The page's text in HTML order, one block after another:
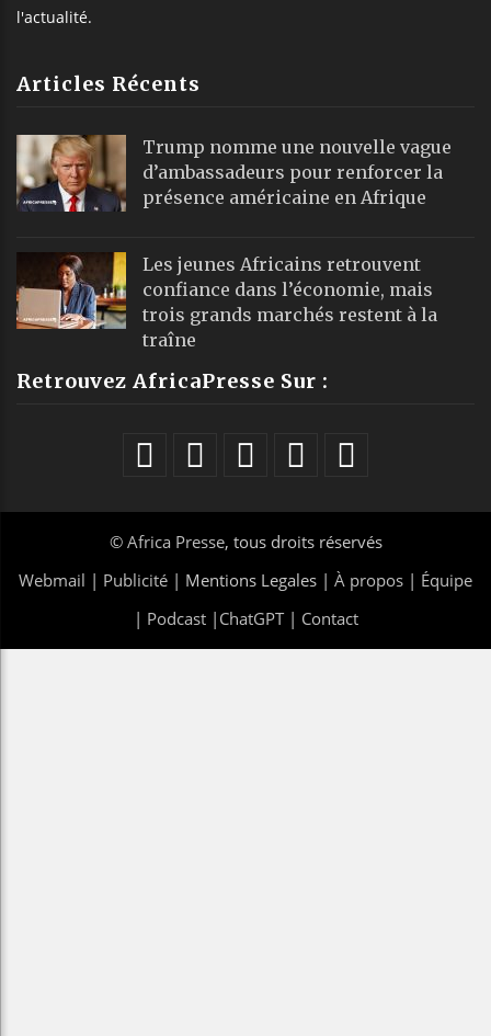
l'actualité.
Articles Récents
Trump nomme une nouvelle vague
d’ambassadeurs pour renforcer la
présence américaine en Afrique
Les jeunes Africains retrouvent
confiance dans l’économie, mais
trois grands marchés restent à la
traîne
Retrouvez AfricaPresse Sur :
© Africa Presse, tous droits réservés
Webmail | Publicité | Mentions Legales | À propos | Équipe
| Podcast| ChatGPT| Contact